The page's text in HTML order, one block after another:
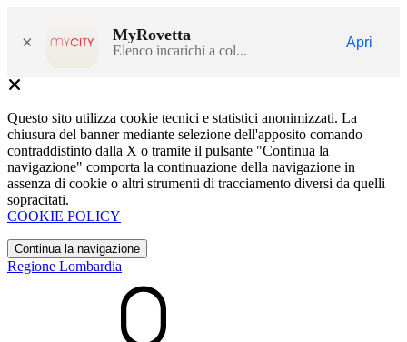
× MyRovetta
Elenco incarichi a col...
Apri
Questo sito utilizza cookie tecnici e statistici anonimizzati. La
chiusura del banner mediante selezione dell'apposito comando
contraddistinto dalla X o tramite il pulsante "Continua la
navigazione" comporta la continuazione della navigazione in
assenza di cookie o altri strumenti di tracciamento diversi da quelli
sopracitati.
COOKIE POLICY
Continua la navigazione
Regione Lombardia